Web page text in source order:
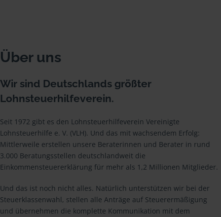
Über uns
Wir sind Deutschlands größter
Lohnsteuerhilfeverein.
Seit 1972 gibt es den Lohnsteuerhilfeverein Vereinigte
Lohnsteuerhilfe e. V. (VLH). Und das mit wachsendem Erfolg:
Mittlerweile erstellen unsere Beraterinnen und Berater in rund
3.000 Beratungsstellen deutschlandweit die
Einkommensteuererklärung für mehr als 1,2 Millionen Mitglieder.
Und das ist noch nicht alles. Natürlich unterstützen wir bei der
Steuerklassenwahl, stellen alle Anträge auf Steuerermäßigung
und übernehmen die komplette Kommunikation mit dem